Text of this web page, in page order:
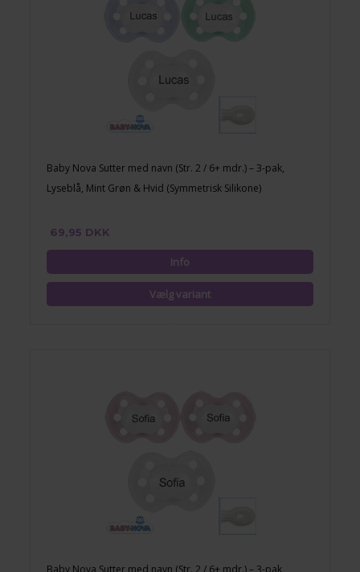
Baby Nova Sutter med navn (Str. 2 / 6+ mdr.) – 3-pak,
Lyseblå, Mint Grøn & Hvid (Symmetrisk Silikone)
69,95 DKK
Baby Nova Sutter med navn (Str. 2 / 6+ mdr.) – 3-pak,